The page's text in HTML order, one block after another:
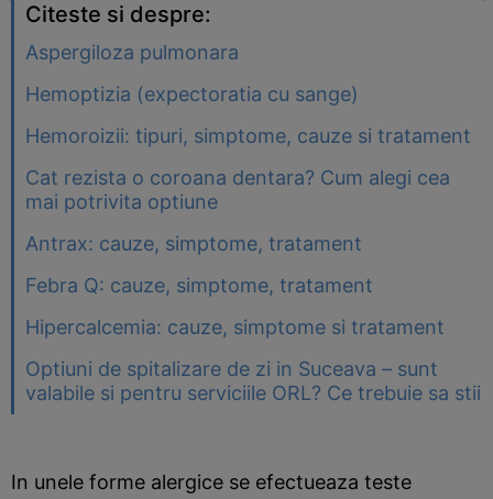
Citeste si despre:
Aspergiloza pulmonara
Hemoptizia (expectoratia cu sange)
Hemoroizii: tipuri, simptome, cauze si tratament
Cat rezista o coroana dentara? Cum alegi cea
mai potrivita optiune
Antrax: cauze, simptome, tratament
Febra Q: cauze, simptome, tratament
Hipercalcemia: cauze, simptome si tratament
Optiuni de spitalizare de zi in Suceava – sunt
valabile si pentru serviciile ORL? Ce trebuie sa stii
In unele forme alergice se efectueaza teste